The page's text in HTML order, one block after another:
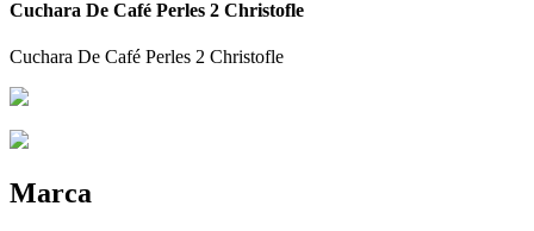
Cuchara De Café Perles 2 Christofle
Cuchara De Café Perles 2 Christofle
Marca